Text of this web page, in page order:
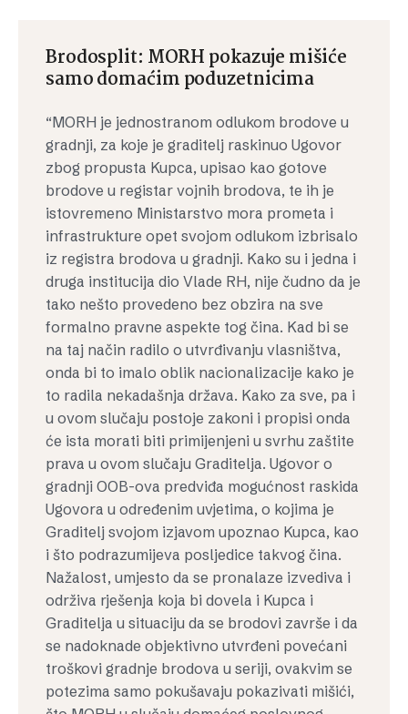
Brodosplit: MORH pokazuje mišiće
samo domaćim poduzetnicima
“MORH je jednostranom odlukom brodove u
gradnji, za koje je graditelj raskinuo Ugovor
zbog propusta Kupca, upisao kao gotove
brodove u registar vojnih brodova, te ih je
istovremeno Ministarstvo mora prometa i
infrastrukture opet svojom odlukom izbrisalo
iz registra brodova u gradnji. Kako su i jedna i
druga institucija dio Vlade RH, nije čudno da je
tako nešto provedeno bez obzira na sve
formalno pravne aspekte tog čina. Kad bi se
na taj način radilo o utvrđivanju vlasništva,
onda bi to imalo oblik nacionalizacije kako je
to radila nekadašnja država. Kako za sve, pa i
u ovom slučaju postoje zakoni i propisi onda
će ista morati biti primijenjeni u svrhu zaštite
prava u ovom slučaju Graditelja. Ugovor o
gradnji OOB-ova predviđa mogućnost raskida
Ugovora u određenim uvjetima, o kojima je
Graditelj svojom izjavom upoznao Kupca, kao
i što podrazumijeva posljedice takvog čina.
Nažalost, umjesto da se pronalaze izvediva i
održiva rješenja koja bi dovela i Kupca i
Graditelja u situaciju da se brodovi završe i da
se nadoknade objektivno utvrđeni povećani
troškovi gradnje brodova u seriji, ovakvim se
potezima samo pokušavaju pokazivati mišići,